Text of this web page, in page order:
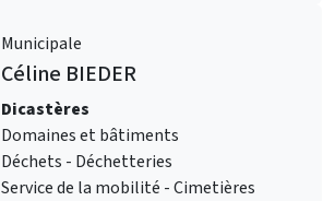
Municipale
Céline BIEDER
Dicastères
Domaines et bâtiments
Déchets - Déchetteries
Service de la mobilité - Cimetières